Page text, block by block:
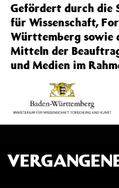
Gefördert durch die
für Wissenschaft,
Württemberg sowie
Mitteln der
und Medien im